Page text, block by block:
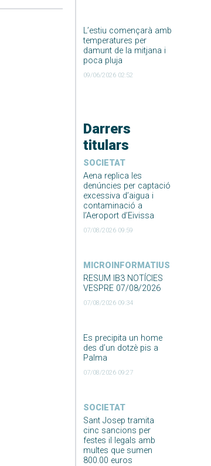
L’estiu començarà amb
temperatures per
damunt de la mitjana i
poca pluja
09/06/2026 02:52
Darrers
titulars
SOCIETAT
Aena replica les
denúncies per captació
excessiva d’aigua i
contaminació a
l’Aeroport d’Eivissa
07/08/2026 09:59
MICROINFORMATIUS
RESUM IB3 NOTÍCIES
VESPRE 07/08/2026
07/08/2026 09:34
Es precipita un home
des d’un dotzè pis a
Palma
07/08/2026 09:27
SOCIETAT
Sant Josep tramita
cinc sancions per
festes il·legals amb
multes que sumen
800.00 euros